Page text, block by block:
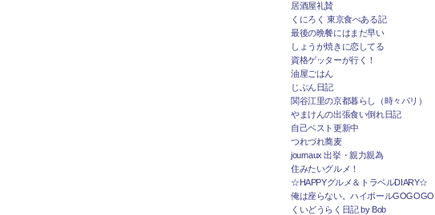
居酒屋礼賛
くにろく 東京食べある記
最後の晩餐にはまだ早い
しょうが焼きに恋してる
資格ゲッターが行く！
油屋ごはん
じぶん日記
関谷江里の京都暮らし（時々パリ）
やまけんの出張食い倒れ日記
自己ベスト更新中
つれづれ蕎麦
journaux 出挙・親力親為
住みたいグルメ！
☆HAPPYグルメ＆トラベルDIARY☆
俺は座らない。ハイボールGOGOGO!
くいどうらく日記 by Bob